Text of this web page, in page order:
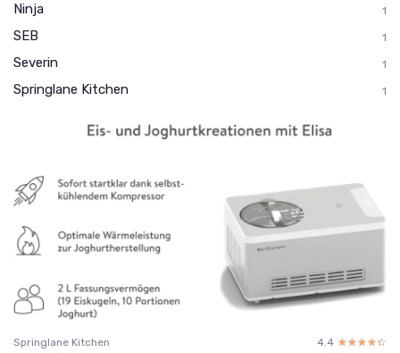
Ninja 1
SEB 1
Severin 1
Springlane Kitchen 1
Springlane Kitchen 4.4 ☆☆☆☆☆
★★★★★